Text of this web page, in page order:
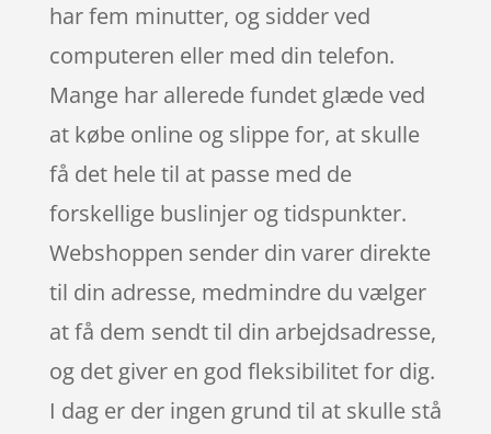
har fem minutter, og sidder ved
computeren eller med din telefon.
Mange har allerede fundet glæde ved
at købe online og slippe for, at skulle
få det hele til at passe med de
forskellige buslinjer og tidspunkter.
Webshoppen sender din varer direkte
til din adresse, medmindre du vælger
at få dem sendt til din arbejdsadresse,
og det giver en god fleksibilitet for dig.
I dag er der ingen grund til at skulle stå